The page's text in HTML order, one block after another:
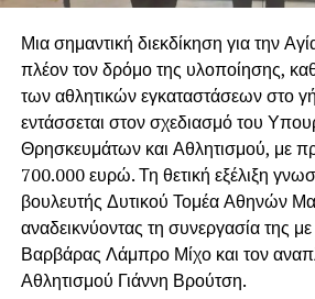
Μια σημαντική διεκδίκηση για την
πλέον τον δρόμο της υλοποίησης,
των αθλητικών εγκαταστάσεων στο
εντάσσεται στον σχεδιασμό του
Θρησκευμάτων και Αθλητισμού, με
700.000 ευρώ. Τη θετική εξέλιξη
βουλευτής Δυτικού Τομέα Αθηνών
αναδεικνύοντας τη συνεργασία της
Βαρβάρας Λάμπρο Μίχο και τον
Αθλητισμού Γιάννη Βρούτση.